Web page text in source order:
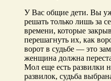
У Вас общие дети. Вы
решать только лишь за
времени, которые
перешагнуть их, как
ворот в судьбе — это
женщина должна
Мол еще есть развилки
развилок, судьба